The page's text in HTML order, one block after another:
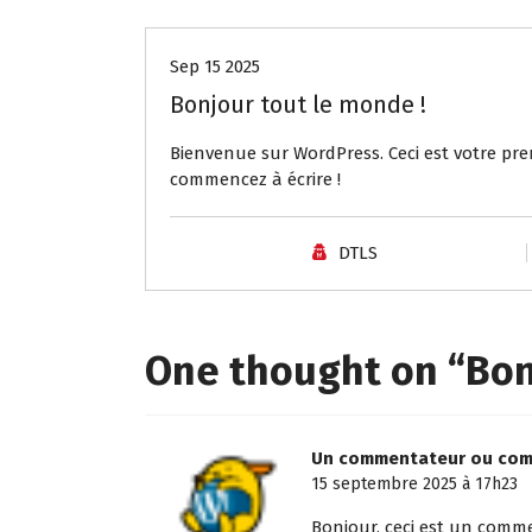
Sep 15 2025
Bonjour tout le monde !
Bienvenue sur WordPress. Ceci est votre
commencez à écrire !
DTLS
One thought on “
Un commentateur ou
15 septembre 2025 à 17h23
Bonjour, ceci est un